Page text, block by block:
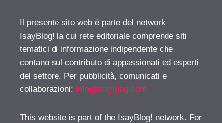
Il presente sito web è parte del network
IsayBlog! la cui rete editoriale comprende siti
tematici di informazione indipendente che
contano sul contributo di appassionati ed esperti
del settore. Per pubblicità, comunicati e
collaborazioni: info@isayblog.com
This website is part of the IsayBlog! network. For